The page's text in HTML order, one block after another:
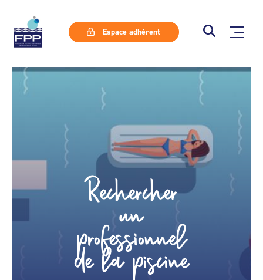
Espace adhérent
Rechercher
un
professionnel
de la piscine